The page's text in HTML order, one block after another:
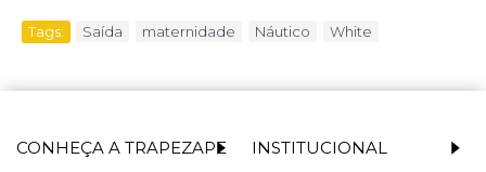
Tags: Saída maternidade Náutico White
CONHEÇA A TRAPEZAPE INSTITUCIONAL